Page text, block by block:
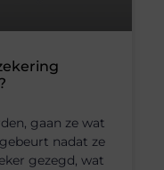
gaan ze wat
nadat ze
gezegd, wat